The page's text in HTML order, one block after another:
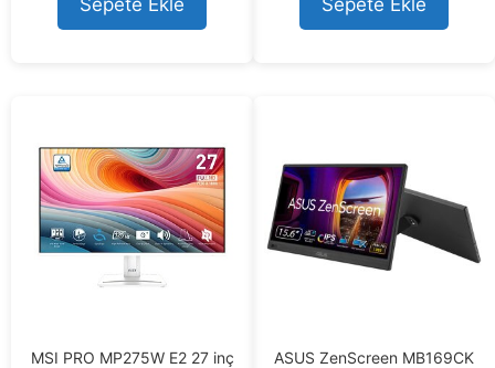
o
f
o
f
MSI PRO MP275W E2 27 inç
ASUS ZenScreen MB169CK